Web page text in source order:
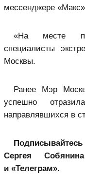
мессенджере
«На месте
специалисты
Москвы.
Ранее Мэр
успешно
направлявшихся в
Сергея
и «Телеграм».